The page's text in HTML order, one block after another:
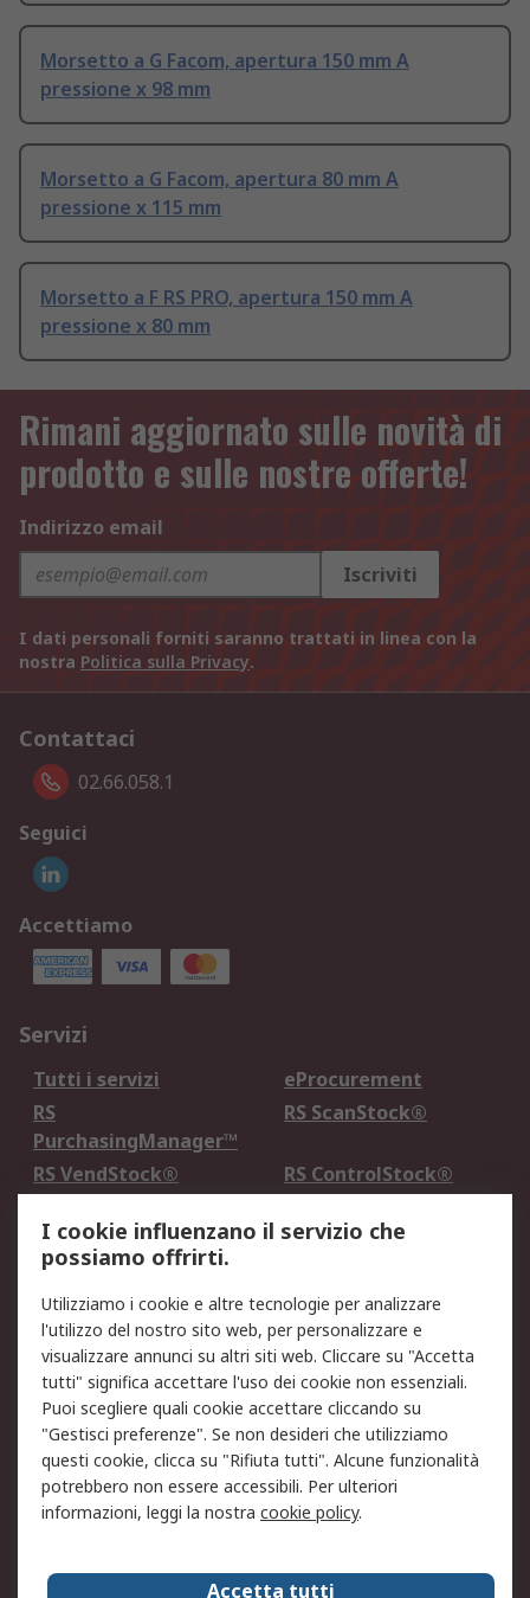
Morsetto a G Facom, apertura 150 mm A
pressione x 98 mm
Morsetto a G Facom, apertura 80 mm A
pressione x 115 mm
Morsetto a F RS PRO, apertura 150 mm A
pressione x 80 mm
Rimani aggiornato sulle novità di
prodotto e sulle nostre offerte!
Indirizzo email
Iscriviti
I dati personali forniti saranno trattati in linea con la
nostra Politica sulla Privacy.
Contattaci
02.66.058.1
Seguici
Accettiamo
Servizi
Tutti i servizi
eProcurement
RS
PurchasingManager™
RS ScanStock®
RS VendStock®
RS ControlStock®
Legale
Informativa Cookie
Informativa Privacy -
Aggiornata
Email Security
Termini d'uso
Condizioni di vendita
Condizioni generali di
servizio
Etica e responsabilità
Chi Siamo
Chi Siamo
Contattaci
I cookie influenzano il servizio che
possiamo offrirti.
Utilizziamo i cookie e altre tecnologie per analizzare
l'utilizzo del nostro sito web, per personalizzare e
visualizzare annunci su altri siti web. Cliccare su "Accetta
tutti" significa accettare l'uso dei cookie non essenziali.
Puoi scegliere quali cookie accettare cliccando su
"Gestisci preferenze". Se non desideri che utilizziamo
questi cookie, clicca su "Rifiuta tutti". Alcune funzionalità
potrebbero non essere accessibili. Per ulteriori
informazioni, leggi la nostra cookie policy.
Accetta tutti